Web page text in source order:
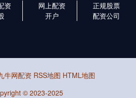
资
网上配资
开户
正规股票
配资公司
牛网配资 RSS地图 HTML地图
© 2023-2025